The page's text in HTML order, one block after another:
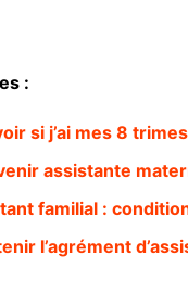
:
si j’ai mes 8
assistante
familial :
l’agrément